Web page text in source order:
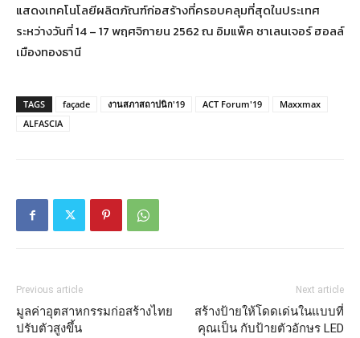
แสดงเทคโนโลยีผลิตภัณฑ์ก่อสร้างที่ครอบคลุมที่สุดในประเทศ
ระหว่างวันที่ 14 – 17 พฤศจิกายน 2562 ณ อิมแพ็ค ชาเลนเจอร์ ฮอลล์
เมืองทองธานี
TAGS façade งานสภาสถาปนิก'19 ACT Forum'19
Maxxmax
ALFASCIA
Previous article
มูลค่าอุตสาหกรรมก่อสร้างไทย
ปรับตัวสูงขึ้น
Next article
สร้างป้ายให้โดดเด่นในแบบที่
คุณเป็น กับป้ายตัวอักษร LED